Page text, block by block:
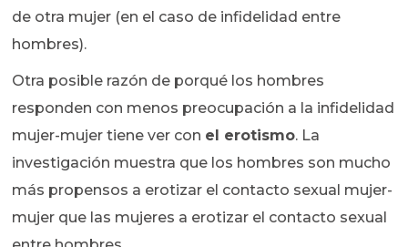
de otra mujer (en el caso de infidelidad entre
hombres).
Otra posible razón de porqué los hombres
responden con menos preocupación a la infidelidad
mujer-mujer tiene ver con el erotismo. La
investigación muestra que los hombres son mucho
más propensos a erotizar el contacto sexual mujer-
mujer que las mujeres a erotizar el contacto sexual